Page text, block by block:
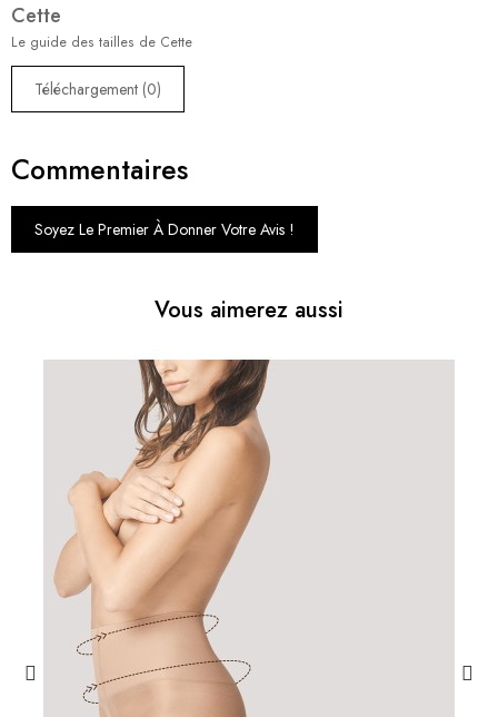
Cette
Le guide des tailles de Cette
Téléchargement (0)
Commentaires
Soyez Le Premier À Donner Votre Avis !
Vous aimerez aussi